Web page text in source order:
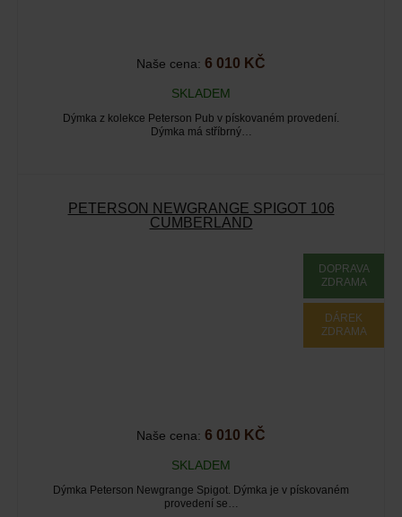
Naše cena: 6 010 KČ
SKLADEM
Dýmka z kolekce Peterson Pub v pískovaném provedení.
Dýmka má stříbrný…
PETERSON NEWGRANGE SPIGOT 106
CUMBERLAND
DOPRAVA
ZDRAMA
DÁREK
ZDRAMA
Naše cena: 6 010 KČ
SKLADEM
Dýmka Peterson Newgrange Spigot. Dýmka je v pískovaném
provedení se…